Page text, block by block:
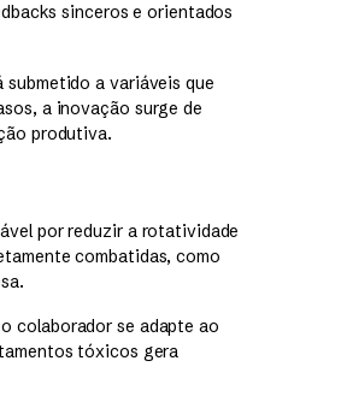
sinceros e orientados
a variáveis que
a inovação surge de
produtiva.
por reduzir a rotatividade
combatidas, como
colaborador se adapte ao
tóxicos gera